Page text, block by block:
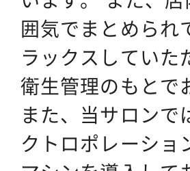
囲気でまとめられ
ラックスしてい
衛生管理のもとで
また、当サロン
クトロポレーショ